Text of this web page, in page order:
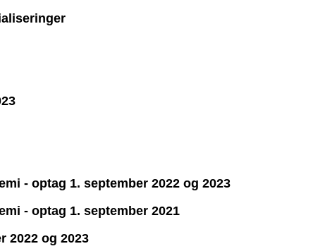
- optag 1. september 2022 og 2023
- optag 1. september 2021
2022 og 2023